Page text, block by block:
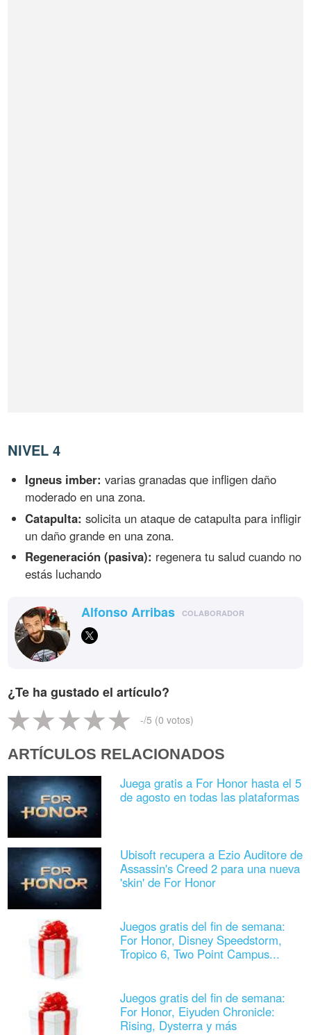
NIVEL 4
Igneus imber: varias granadas que infligen daño
moderado en una zona.
Catapulta: solicita un ataque de catapulta para infligir
un daño grande en una zona.
Regeneración (pasiva): regenera tu salud cuando no
estás luchando
Alfonso Arribas COLABORADOR
¿Te ha gustado el artículo?
-/5 (0 votos)
ARTÍCULOS RELACIONADOS
Juega gratis a For Honor hasta el 5
de agosto en todas las plataformas
Ubisoft recupera a Ezio Auditore de
Assassin's Creed 2 para una nueva
'skin' de For Honor
Juegos gratis del fin de semana:
For Honor, Disney Speedstorm,
Tropico 6, Two Point Campus...
Juegos gratis del fin de semana:
For Honor, Eiyuden Chronicle:
Rising, Dysterra y más